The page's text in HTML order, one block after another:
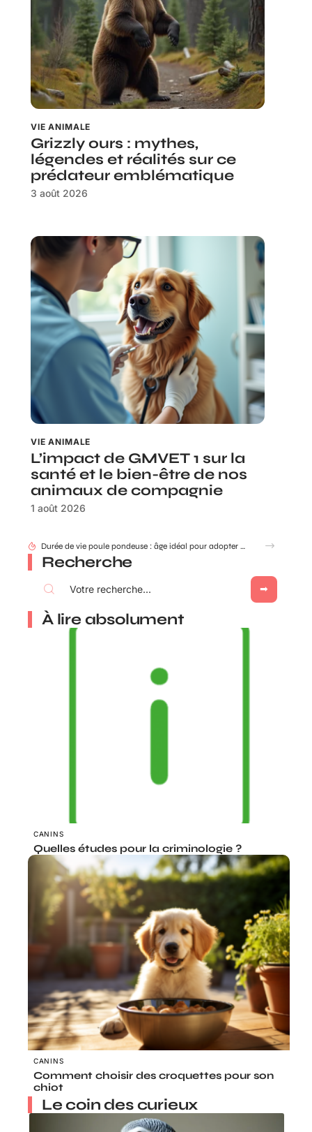
VIE ANIMALE
Grizzly ours : mythes,
légendes et réalités sur ce
prédateur emblématique
3 août 2026
VIE ANIMALE
L’impact de GMVET 1 sur la
santé et le bien-être de nos
animaux de compagnie
1 août 2026
Durée de vie poule pondeuse : âge idéal pour adopter ou renouveler ?
Recherche
À lire absolument
CANINS
Quelles études pour la criminologie ?
CANINS
Comment choisir des croquettes pour son
chiot
Le coin des curieux